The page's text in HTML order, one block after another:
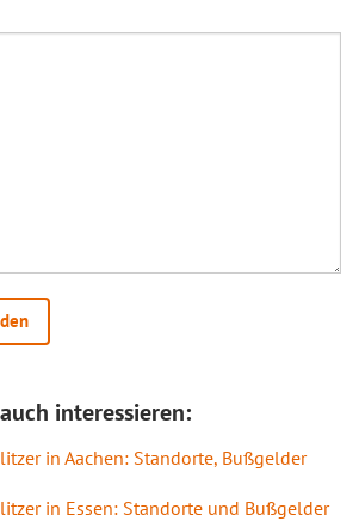
interessieren:
in Aachen: Standorte, Bußgelder
in Essen: Standorte und Bußgelder